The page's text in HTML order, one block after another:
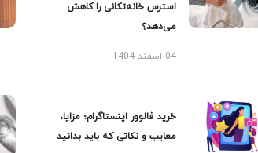
استرس خانه‌تکانی را کاهش
می‌دهد؟
04 اسفند 1404
خرید فالوور اینستاگرام؛ مزایا،
معایب و نکاتی که باید بدانید